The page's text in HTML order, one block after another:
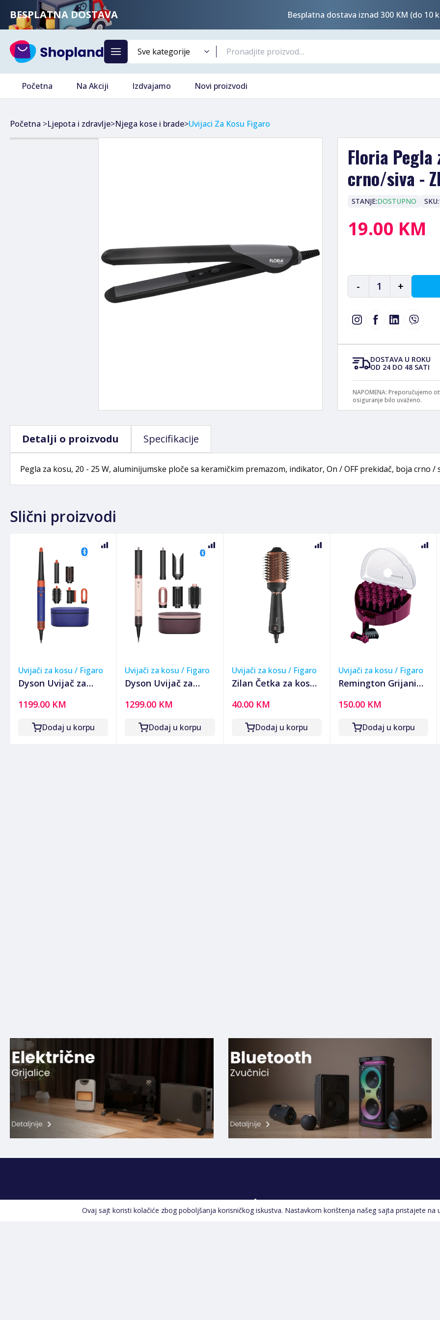
BESPLATNA DOSTAVA Besplatna dostava iznad 300 KM (do 10
Početna Na Akciji Izdvajamo Novi proizvodi
Početna >Ljepota i zdravlje>Njega kose i brade>Uvijaci Za Kosu Figaro
Floria Pegla
crno/siva -
STANJE:DOSTUPNO SKU:
19.00 KM
- 1 +
DOSTAVA U ROKU
OD 24 DO 48 SATI
NAPOMENA: Preporučujemo
osiguranje bilo uvaženo.
Detalji o proizvodu Specifikacije
Pegla za kosu, 20 - 25 W, aluminijumske ploče sa keramičkim premazom, indikator, On / OFF prekidač, boja crno /
Slični proizvodi
Uvijači za kosu / Figaro
Dyson Uvijač za
Bluetooth ,
Multistyler - Airwrap
1199.00 KM
Dodaj u korpu
Uvijači za kosu / Figaro
Dyson Uvijač za
kovrče, valovi,
ravnanje, sušenje -
1299.00 KM
Dodaj u korpu
Uvijači za kosu / Figaro
Zilan Četka za kosu,
40.00 KM
Dodaj u korpu
Uvijači za kosu / Figaro
Remington Grijani
kosu, brze kovrče, 20
kom. - KF40E
150.00 KM
Dodaj u korpu
Pratite nas
Ovaj sajt koristi kolačiće zbog poboljšanja korisničkog iskustva. Nastavkom korištenja našeg sajta pristajete na